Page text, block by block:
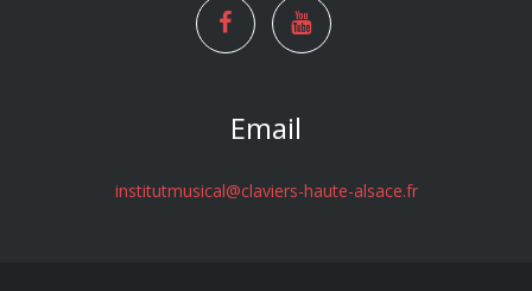
Email
institutmusical@claviers-haute-alsace.fr